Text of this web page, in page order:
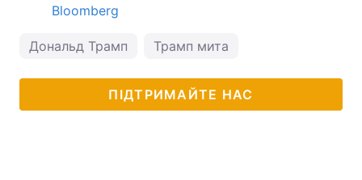
Bloomberg
Дональд Трамп Трамп мита
ПІДТРИМАЙТЕ НАС